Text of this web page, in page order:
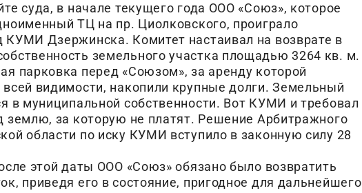
суда, в начале текущего года ООО «Союз», которое
ТЦ на пр. Циолковского, проиграло
КУМИ Дзержинска. Комитет настаивал на возврате в
земельного участка площадью 3264 кв. м.
парковка перед «Союзом», за аренду которой
видимости, накопили крупные долги. Земельный
в муниципальной собственности. Вот КУМИ и требовал
землю, за которую не платят. Решение Арбитражного
области по иску КУМИ вступило в законную силу 28
этой даты ООО «Союз» обязано было возвратить
приведя его в состояние, пригодное для дальнейшего